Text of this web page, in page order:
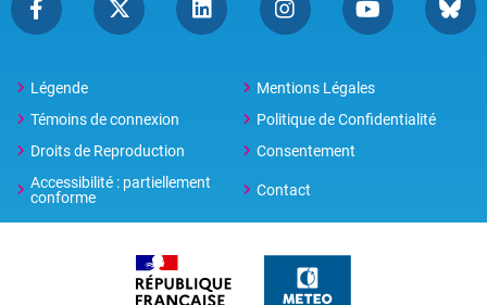
Légende
Mentions Légales
Témoins de connexion
Politique de Confidentialité
Droits de Reproduction
Consentement
Accessibilité : partiellement
conforme
Contact